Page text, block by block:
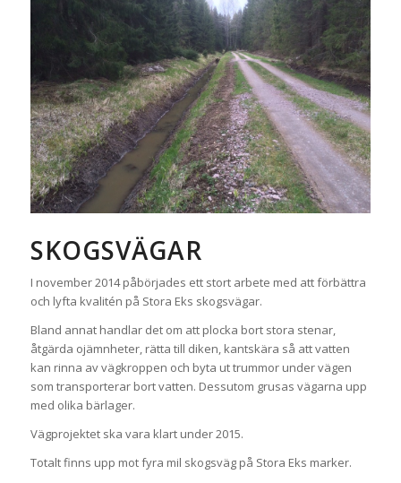
SKOGSVÄGAR
I november 2014 påbörjades ett stort arbete med att förbättra
och lyfta kvalitén på Stora Eks skogsvägar.
Bland annat handlar det om att plocka bort stora stenar,
åtgärda ojämnheter, rätta till diken, kantskära så att vatten
kan rinna av vägkroppen och byta ut trummor under vägen
som transporterar bort vatten. Dessutom grusas vägarna upp
med olika bärlager.
Vägprojektet ska vara klart under 2015.
Totalt finns upp mot fyra mil skogsväg på Stora Eks marker.